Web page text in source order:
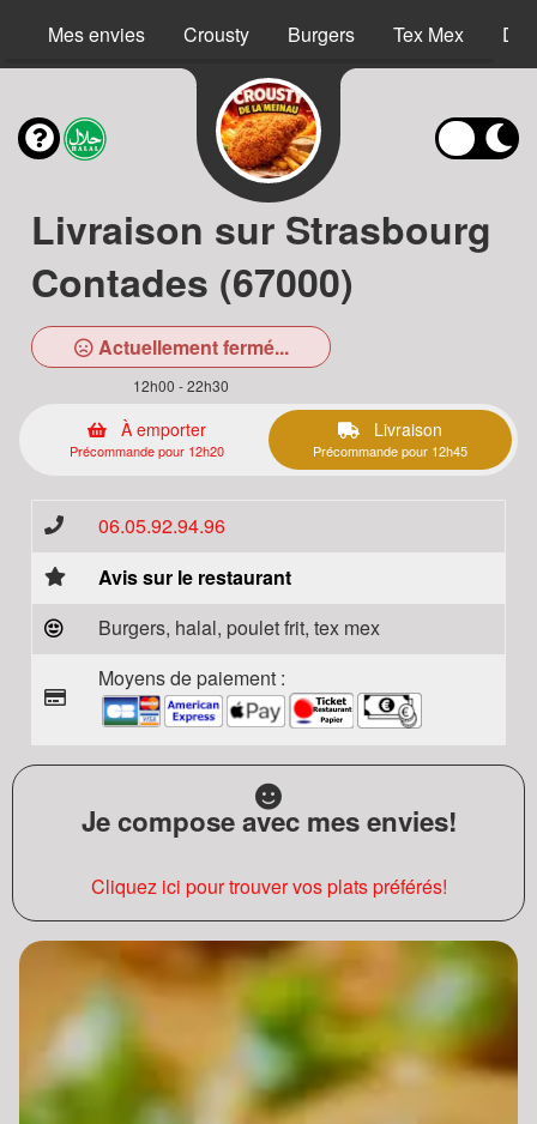
Mes envies Crousty Burgers Tex Mex
Livraison sur Strasbourg
Contades (67000)
Actuellement fermé...
12h00 - 22h30
À emporter
Précommande pour 12h20
Livraison
Précommande pour 12h45
06.05.92.94.96
Avis sur le restaurant
Burgers, halal, poulet frit, tex mex
Moyens de paiement :
Je compose avec mes envies!
Cliquez ici pour trouver vos plats préférés!